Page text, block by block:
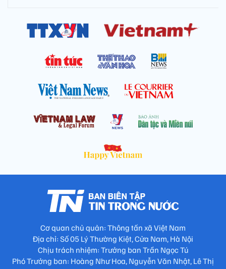
Cơ quan chủ quản: Thông tấn xã Việt Nam
Địa chỉ: Số 05 Lý Thường Kiệt, Cửa Nam, Hà Nội
Chịu trách nhiệm: Trưởng ban Trần Ngọc Tú
Phó Trưởng ban: Hoàng Như Hoa, Nguyễn Văn Nhật, Lê Thị